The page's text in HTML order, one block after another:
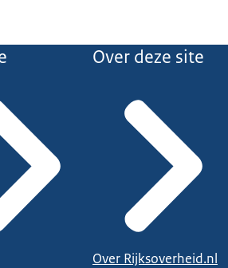
Over deze site
Over Rijksoverheid.nl